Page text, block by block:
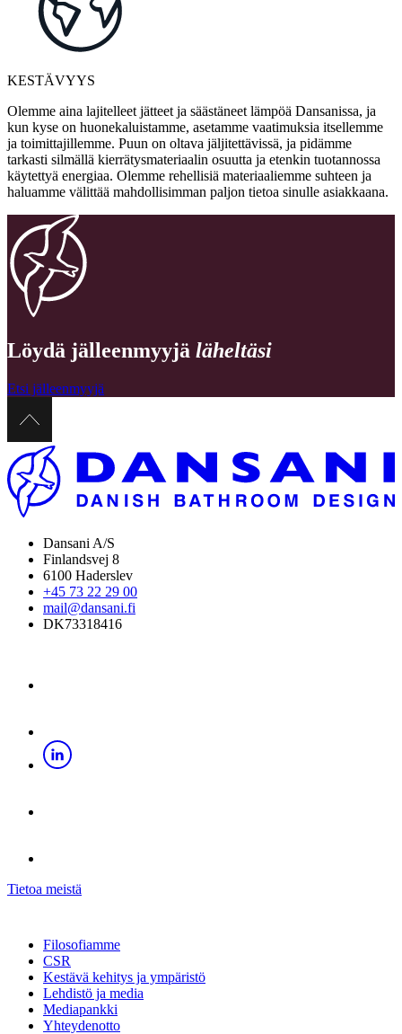
KESTÄVYYS
Olemme aina lajitelleet jätteet ja säästäneet lämpöä Dansanissa, ja
kun kyse on huonekaluistamme, asetamme vaatimuksia itsellemme
ja toimittajillemme. Puun on oltava jäljitettävissä, ja pidämme
tarkasti silmällä kierrätysmateriaalin osuutta ja etenkin tuotannossa
käytettyä energiaa. Olemme rehellisiä materiaaliemme suhteen ja
haluamme välittää mahdollisimman paljon tietoa sinulle asiakkaana.
Löydä jälleenmyyjä läheltäsi
Etsi jälleenmyyjä
Dansani A/S
Finlandsvej 8
6100 Haderslev
+45 73 22 29 00
mail@dansani.fi
DK73318416
Tietoa meistä
Filosofiamme
CSR
Kestävä kehitys ja ympäristö
Lehdistö ja media
Mediapankki
Yhteydenotto